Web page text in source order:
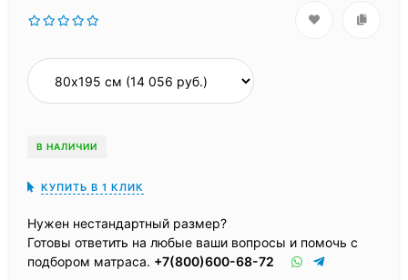
В НАЛИЧИИ
КУПИТЬ В 1 КЛИК
Нужен нестандартный размер?
Готовы ответить на любые ваши вопросы и помочь с
подбором матраса. +7(800)600-68-72